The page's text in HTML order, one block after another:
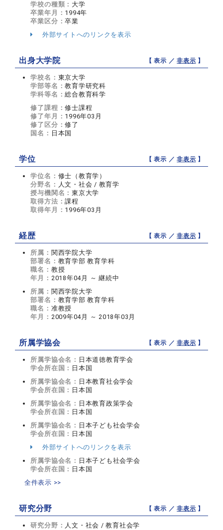
学校の種類： 大学
卒業年月： 1994年
卒業区分：卒業
外部サイトへのリンクを表示
出身大学院 【 表示 ／非表示 】
学校名： 東京大学
学部等名：教育学研究科
学科等名：総合教育科学
修了課程：修士課程
修了年月： 1996年03月
修了区分：修了
国名： 日本国
学位 【 表示 ／非表示 】
学位名： 修士（教育学）
分野名： 人文・社会 / 教育学
授与機関名：東京大学
取得方法：課程
取得年月： 1996年03月
経歴 【 表示 ／非表示 】
所属： 関西学院大学
部署名： 教育学部 教育学科
職名： 教授
年月： 2018年04月 ～ 継続中
所属： 関西学院大学
部署名： 教育学部 教育学科
職名： 准教授
年月： 2009年04月 ～ 2018年03月
所属学協会 【 表示 ／非表示 】
所属学協会名： 日本道徳教育学会
学会所在国： 日本国
所属学協会名： 日本教育社会学会
学会所在国： 日本国
所属学協会名： 日本教育政策学会
学会所在国： 日本国
所属学協会名： 日本子ども社会学会
学会所在国： 日本国
外部サイトへのリンクを表示
所属学協会名： 日本子ども社会学会
学会所在国： 日本国
全件表示 >>
研究分野 【 表示 ／非表示 】
研究分野： 人文・社会 / 教育社会学